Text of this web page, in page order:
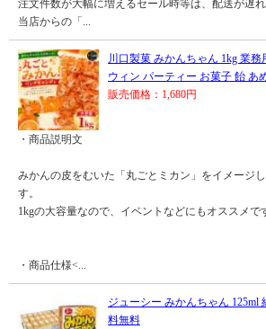
注文件数が大幅に増えるセール時等は、配送が遅れ
当店からの「...
川口製菓 みかんちゃん 1kg 業
ウィン パーティー お菓子 飴 あ
販売価格：1,680円
・商品説明文
みかんの皮をむいた「丸ごとミカン」をイメージ
す。
1kgの大容量なので、イベントなどにもオススメで
・商品仕様<...
ジューシー みかんちゃん 125ml
料無料